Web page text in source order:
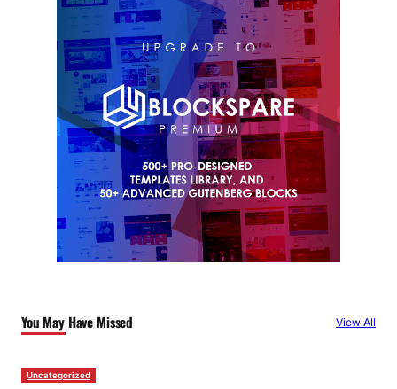
You May Have Missed View All
Uncategorized